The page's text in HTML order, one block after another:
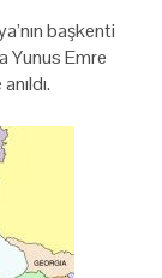
başkenti
Yunus Emre